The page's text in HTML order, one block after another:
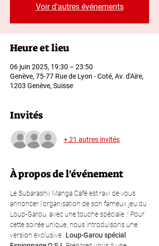
Voir d'autres événements
Heure et lieu
06 juin 2025, 19:30 – 23:50
Genève, 75-77 Rue de Lyon - Coté, Av. d'Aïre,
1203 Genève, Suisse
Invités
+ 21 autres invités
À propos de l'événement
Le Subarashii Manga Café est ravi de vous
annoncer l'organisation de son fameux jeu du
Loup-Garou, avec une touche spéciale  ! Pour
cette soirée unique, nous introduisons une
version exclusive : Loup-Garou spécial